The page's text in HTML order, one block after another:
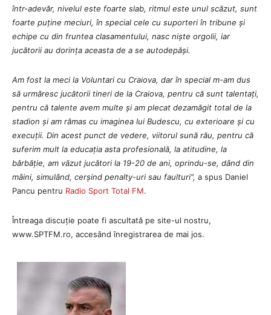
într-adevăr, nivelul este foarte slab, ritmul este unul scăzut, sunt
foarte puține meciuri, în special cele cu suporteri în tribune și
echipe cu din fruntea clasamentului, nasc niște orgolii, iar
jucătorii au dorința aceasta de a se autodepăși.
Am fost la meci la Voluntari cu Craiova, dar în special m-am dus
să urmăresc jucătorii tineri de la Craiova, pentru că sunt talentați,
pentru că talente avem multe și am plecat dezamăgit total de la
stadion și am rămas cu imaginea lui Budescu, cu exterioare și cu
execuții. Din acest punct de vedere, viitorul sună rău, pentru că
suferim mult la educația asta profesională, la atitudine, la
bărbăție, am văzut jucători la 19-20 de ani, oprindu-se, dând din
mâini, simulând, cerșind penalty-uri sau faulturi”, a spus Daniel
Pancu pentru Radio Sport Total FM.
Întreaga discuție poate fi ascultată pe site-ul nostru,
www.SPTFM.ro, accesând înregistrarea de mai jos.